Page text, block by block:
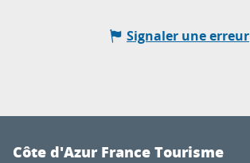
Signaler une erreur
Côte d'Azur France Tourisme